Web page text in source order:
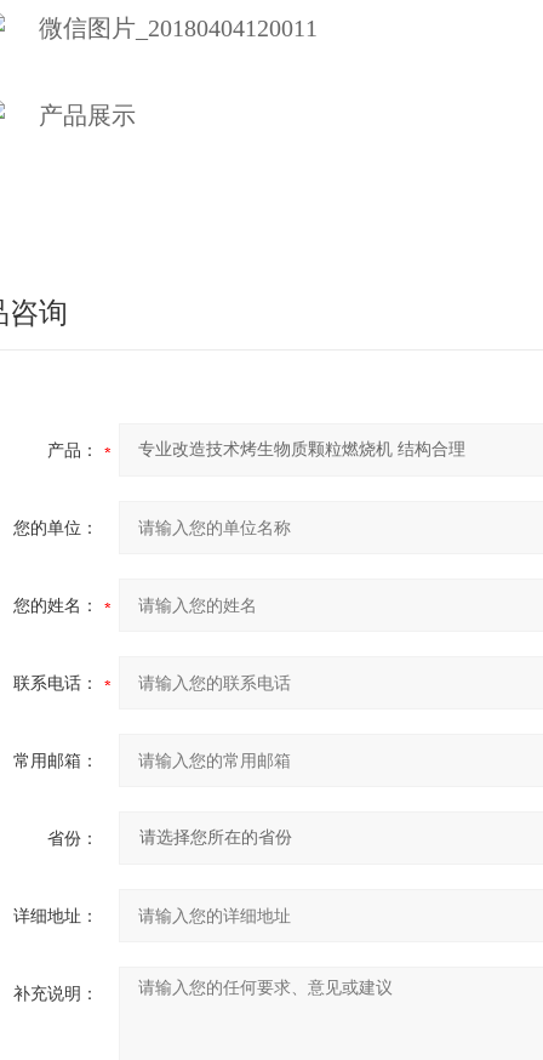
咨询
产品：
您的单位：
您的姓名：
联系电话：
常用邮箱：
省份：
详细地址：
补充说明：